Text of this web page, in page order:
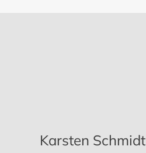
Karsten Schmidt